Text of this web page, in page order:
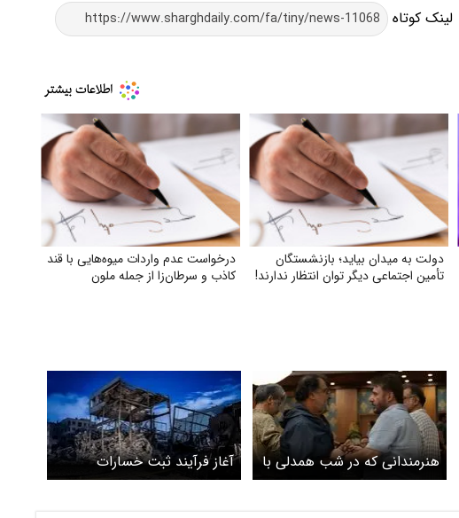
لینک کوتاه
دولت به میدان بیاید؛ بازنشستگان
تأمین اجتماعی دیگر توان انتظار ندارند!
درخواست عدم واردات میوه‌هایی با قند
کاذب و سرطان‌زا از جمله ملون
هنرمندانی که در شب همدلی با
خانواده‌های آسیب دیده در
آغاز فرآیند ثبت خسارات
هنرمندان آسیب‌دیده از جنگ